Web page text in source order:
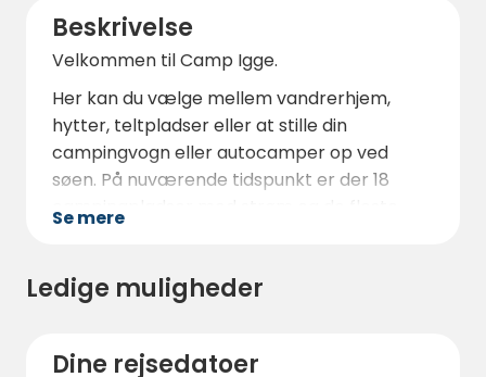
Beskrivelse
Velkommen til Camp Igge.
Her kan du vælge mellem vandrerhjem,
hytter, teltpladser eller at stille din
campingvogn eller autocamper op ved
søen. På nuværende tidspunkt er der 18
campingpladser med strøm og de fleste
campere. WiFi er gratis og tilgængeligt på
Vi ligger langs en dejlig strand, og du kan
Se mere
Ledige muligheder
Dine rejsedatoer